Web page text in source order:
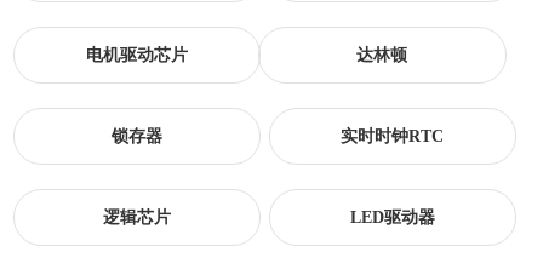
电机驱动芯片 达林顿
锁存器 实时时钟RTC
逻辑芯片 LED驱动器